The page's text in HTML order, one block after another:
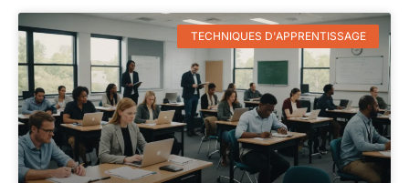
TECHNIQUES D'APPRENTISSAGE